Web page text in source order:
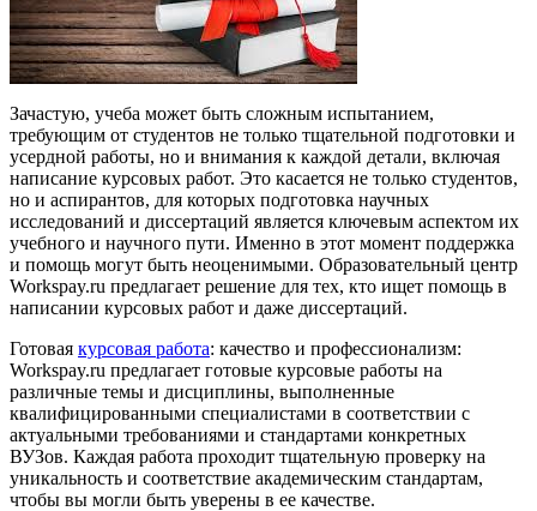
Зачастую, учеба может быть сложным испытанием,
требующим от студентов не только тщательной подготовки и
усердной работы, но и внимания к каждой детали, включая
написание курсовых работ. Это касается не только студентов,
но и аспирантов, для которых подготовка научных
исследований и диссертаций является ключевым аспектом их
учебного и научного пути. Именно в этот момент поддержка
и помощь могут быть неоценимыми. Образовательный центр
Workspay.ru предлагает решение для тех, кто ищет помощь в
написании курсовых работ и даже диссертаций.
Готовая курсовая работа: качество и профессионализм:
Workspay.ru предлагает готовые курсовые работы на
различные темы и дисциплины, выполненные
квалифицированными специалистами в соответствии с
актуальными требованиями и стандартами конкретных
ВУЗов. Каждая работа проходит тщательную проверку на
уникальность и соответствие академическим стандартам,
чтобы вы могли быть уверены в ее качестве.